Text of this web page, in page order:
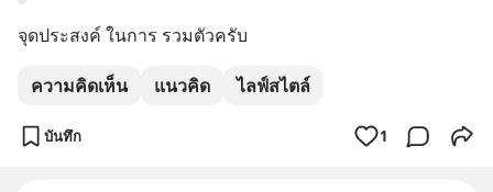
จุดประสงค์ ในการ รวมตัวครับ
ความคิดเห็น แนวคิด ไลฟ์สไตล์
บันทึก 1